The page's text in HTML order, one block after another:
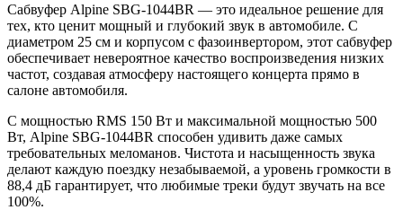
Сабвуфер Alpine SBG-1044BR — это идеальное решение для
тех, кто ценит мощный и глубокий звук в автомобиле. С
диаметром 25 см и корпусом с фазоинвертором, этот сабвуфер
обеспечивает невероятное качество воспроизведения низких
частот, создавая атмосферу настоящего концерта прямо в
салоне автомобиля.
С мощностью RMS 150 Вт и максимальной мощностью 500
Вт, Alpine SBG-1044BR способен удивить даже самых
требовательных меломанов. Чистота и насыщенность звука
делают каждую поездку незабываемой, а уровень громкости в
88,4 дБ гарантирует, что любимые треки будут звучать на все
100%.